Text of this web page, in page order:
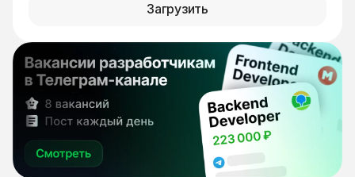
Загрузить